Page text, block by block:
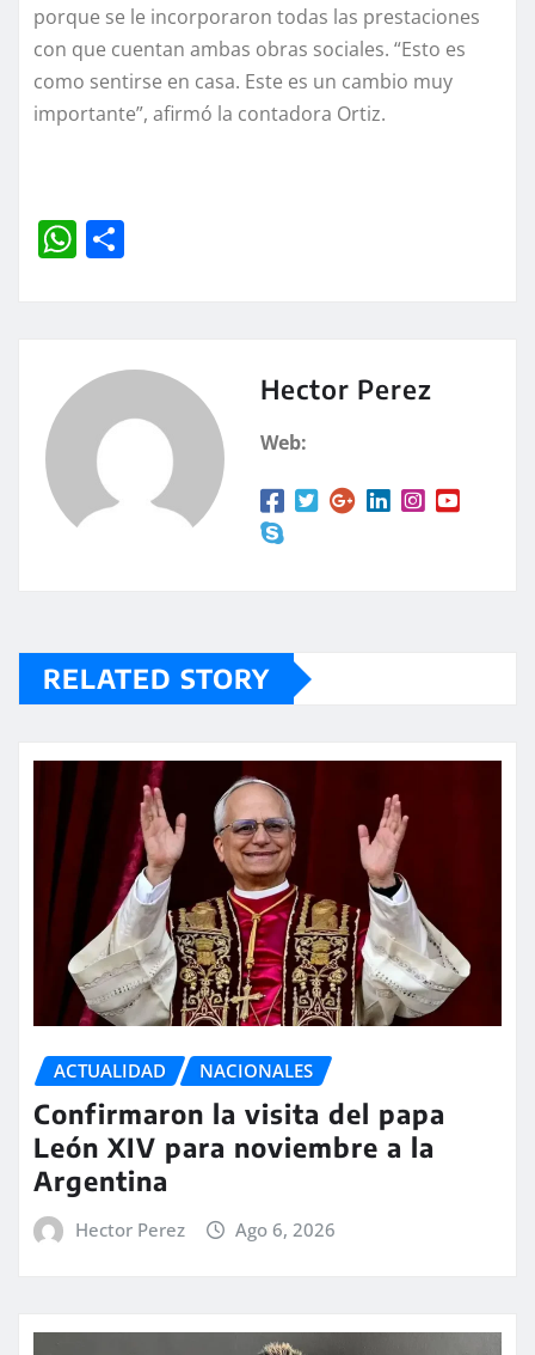
porque se le incorporaron todas las prestaciones
con que cuentan ambas obras sociales. “Esto es
como sentirse en casa. Este es un cambio muy
importante”, afirmó la contadora Ortiz.
W
A
p
rt
Hector Perez
Web:
RELATED STORY
ACTUALIDAD NACIONALES
Confirmaron la visita del papa
León XIV para noviembre a la
Argentina
Hector Perez Ago 6, 2026